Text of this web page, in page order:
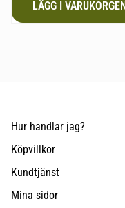
Hur handlar jag?
Köpvillkor
Kundtjänst
Mina sidor